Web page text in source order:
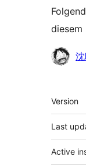
diesem
Meta
Version
Last
Active